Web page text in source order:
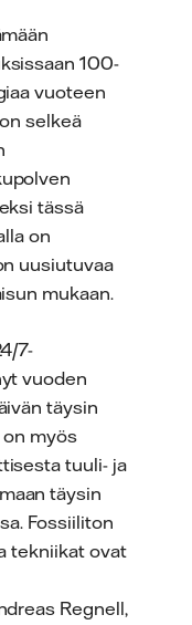
100-
vuoteen
selkeä
tässä
on
uusiutuvaa
mukaan.
7-
vuoden
täysin
myös
tuuli- ja
täysin
Fossiiliton
tekniikat ovat
Regnell,